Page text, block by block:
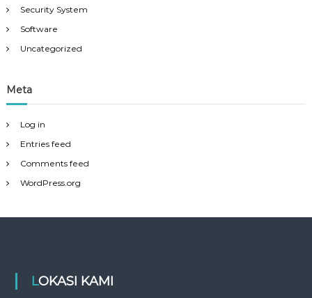
Security System
Software
Uncategorized
Meta
Log in
Entries feed
Comments feed
WordPress.org
LOKASI KAMI